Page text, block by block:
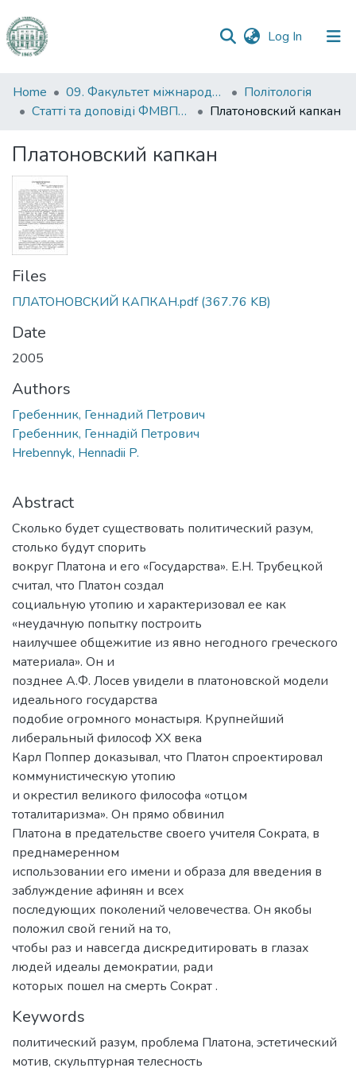
Log In (current)
Communities
&
All of DSpace
Statistics
Home 09. Факультет міжнародних відносин, політології та соціології
Політологія
Статті та доповіді ФМВПС (Політологія)
Платоновский капкан
Платоновский капкан
Files
ПЛАТОНОВСКИЙ КАПКАН.pdf(367.76 KB)
Date
2005
Authors
Гребенник, Геннадий Петрович
Гребенник, Геннадiй Петрович
Hrebennyk, Hennadii P.
Abstract
Сколько будет существовать политический разум,
столько будут спорить
вокруг Платона и его «Государства». Е.Н. Трубецкой
считал, что Платон создал
социальную утопию и характеризовал ее как
«неудачную попытку построить
наилучшее общежитие из явно негодного греческого
материала». Он и
позднее А.Ф. Лосев увидели в платоновской модели
идеального государства
подобие огромного монастыря. Крупнейший
либеральный философ ХХ века
Карл Поппер доказывал, что Платон спроектировал
коммунистическую утопию
и окрестил великого философа «отцом
тоталитаризма». Он прямо обвинил
Платона в предательстве своего учителя Сократа, в
преднамеренном
использовании его имени и образа для введения в
заблуждение афинян и всех
последующих поколений человечества. Он якобы
положил свой гений на то,
чтобы раз и навсегда дискредитировать в глазах
людей идеалы демократии, ради
которых пошел на смерть Сократ .
Keywords
политический разум, проблема Платона, эстетический
мотив, скульптурная телесность